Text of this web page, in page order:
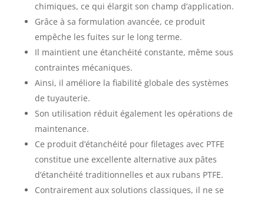
chimiques, ce qui élargit son champ d’application.
Grâce à sa formulation avancée, ce produit
empêche les fuites sur le long terme.
Il maintient une étanchéité constante, même sous
contraintes mécaniques.
Ainsi, il améliore la fiabilité globale des systèmes
de tuyauterie.
Son utilisation réduit également les opérations de
maintenance.
Ce produit d’étanchéité pour filetages avec PTFE
constitue une excellente alternative aux pâtes
d’étanchéité traditionnelles et aux rubans PTFE.
Contrairement aux solutions classiques, il ne se